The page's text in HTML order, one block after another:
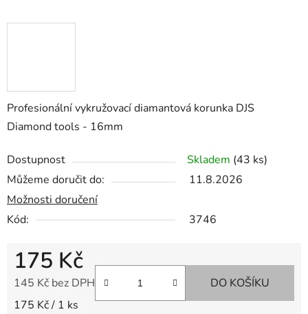
Profesionální vykružovací diamantová korunka DJS
Diamond tools - 16mm
Dostupnost Skladem (43 ks)
Můžeme doručit do:
11.8.2026
Možnosti doručení
Kód:
3746
175 Kč
145 Kč bez DPH
Měrná cena:
175 Kč / 1 ks
DO KOŠÍKU